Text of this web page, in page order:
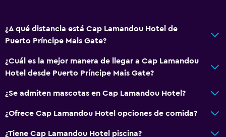
¿A qué distancia está Cap Lamandou Hotel de
Puerto Príncipe Mais Gate?
¿Cuál es la mejor manera de llegar a Cap Lamandou
Hotel desde Puerto Príncipe Mais Gate?
¿Se admiten mascotas en Cap Lamandou Hotel?
¿Ofrece Cap Lamandou Hotel opciones de comida?
¿Tiene Cap Lamandou Hotel piscina?